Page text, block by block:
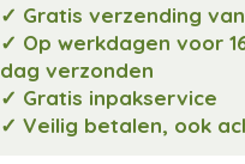
✓ Gratis verzending
✓ Op werkdagen voor
dag verzonden
✓ Gratis inpakservice
✓ Veilig betalen, ook